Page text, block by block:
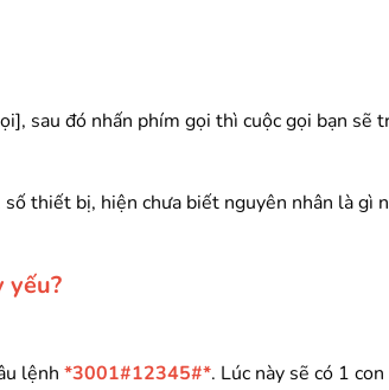
sau đó nhấn phím gọi thì cuộc gọi bạn sẽ
thiết bị, hiện chưa biết nguyên nhân là
yếu?
lệnh *3001#12345#*. Lúc này sẽ có 1